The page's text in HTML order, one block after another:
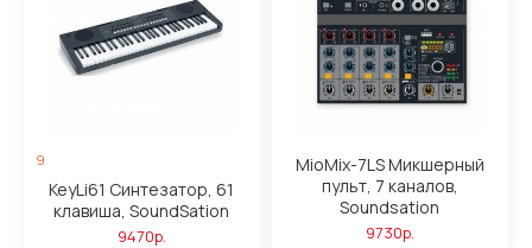
9
KeyLi61 Синтезатор, 61
клавиша, SoundSation
9470р.
MioMix-7LS Микшерный
пульт, 7 каналов,
Soundsation
9730р.